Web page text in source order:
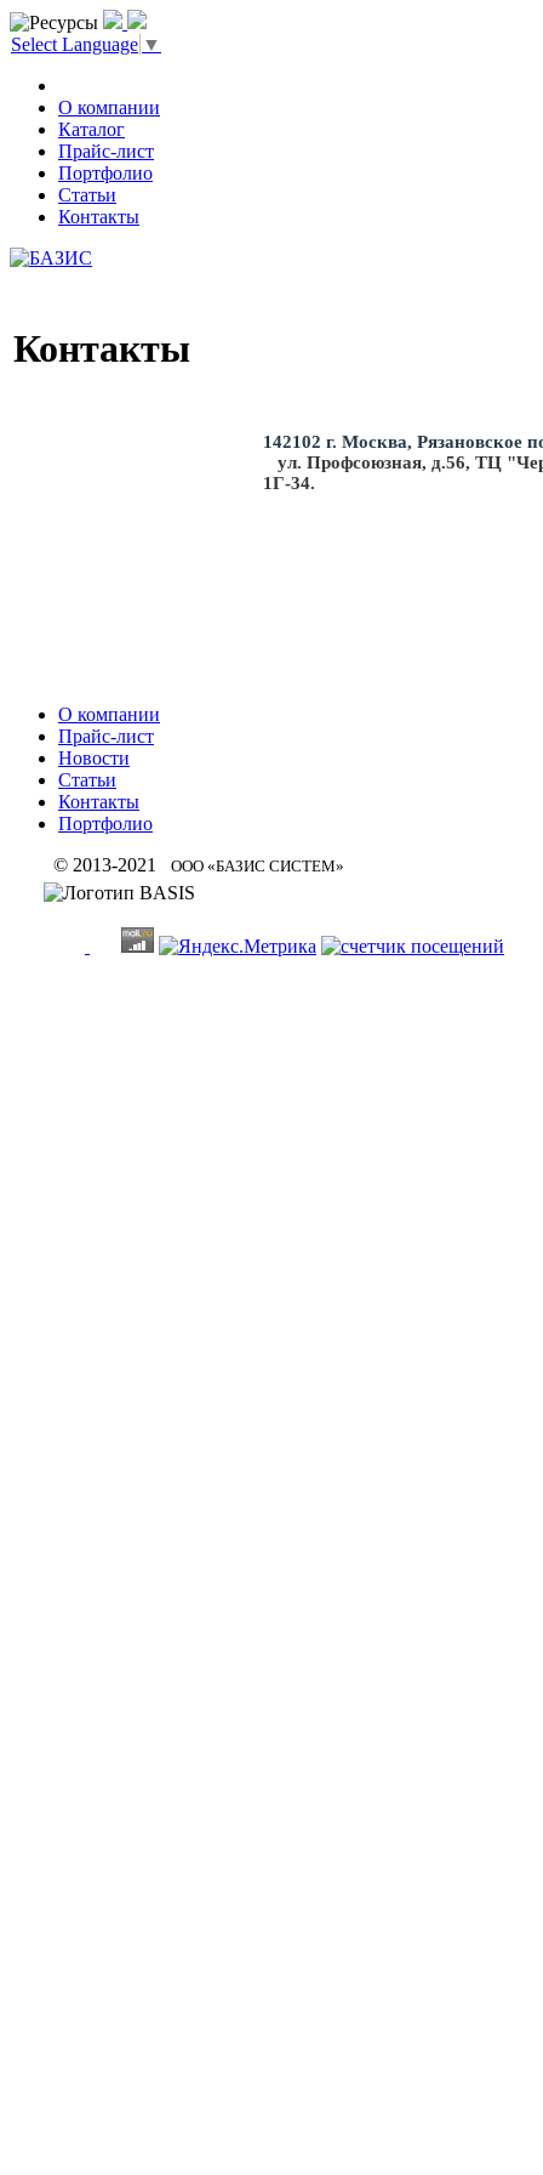
Select Language ▼
О компании
Каталог
Прайс-лист
Портфолио
Статьи
Контакты
Контакты
142102 г. Москва, Рязановское
ул. Профсоюзная, д.56, ТЦ
1Г-34.
О компании
Прайс-лист
Новости
Статьи
Контакты
Портфолио
© 2013-2021 ООО «БАЗИС СИСТЕМ»